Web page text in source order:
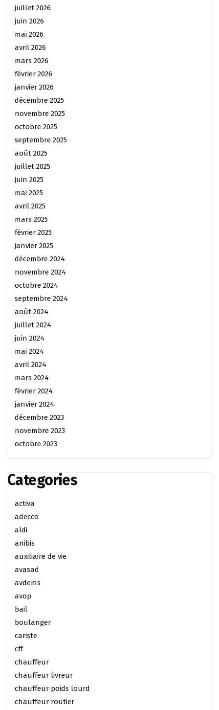
juillet 2026
juin 2026
mai 2026
avril 2026
mars 2026
février 2026
janvier 2026
décembre 2025
novembre 2025
octobre 2025
septembre 2025
août 2025
juillet 2025
juin 2025
mai 2025
avril 2025
mars 2025
février 2025
janvier 2025
décembre 2024
novembre 2024
octobre 2024
septembre 2024
août 2024
juillet 2024
juin 2024
mai 2024
avril 2024
mars 2024
février 2024
janvier 2024
décembre 2023
novembre 2023
octobre 2023
Categories
activa
adecco
aldi
anibis
auxiliaire de vie
avasad
avdems
avop
bail
boulanger
cariste
cff
chauffeur
chauffeur livreur
chauffeur poids lourd
chauffeur routier